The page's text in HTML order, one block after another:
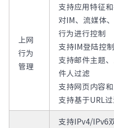
上网
行为
管理
支持应用特征
对IM、流媒体
行为进行控制
支持IM登陆控
支持邮件主题
件人过滤
支持网页内容
支持基于URL
支持IPv4/IPv6